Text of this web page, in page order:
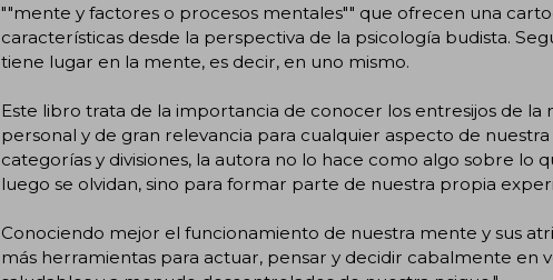
""mente y factores o procesos mentales"" que ofrecen una
características desde la perspectiva de la psicología budista.
tiene lugar en la mente, es decir, en uno mismo.
Este libro trata de la importancia de conocer los entresijos de
personal y de gran relevancia para cualquier aspecto de
categorías y divisiones, la autora no lo hace como algo sobre lo
luego se olvidan, sino para formar parte de nuestra propia
Conociendo mejor el funcionamiento de nuestra mente y sus
más herramientas para actuar, pensar y decidir cabalmente en